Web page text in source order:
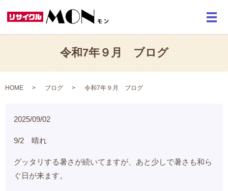
メ
令和7年９月 ブログ
HOME ブログ 令和7年９月 ブログ
2025/09/02
9/2 晴れ
グッタリする暑さが続いてますが、あと少しで暑さも和ら
ぐ日が来ます。